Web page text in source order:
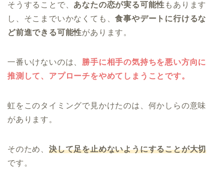
そうすることで、 あなたの恋が実る可能性 もあります
し、そこまでいかなくても、食事やデートに行けるな
ど前進できる可能性があります。
一番いけないのは、 勝手に相手の気持ちを悪い方向に
推測して、アプローチをやめてしまうことです。
虹をこのタイミングで見かけたのは、何かしらの意味
があります。
そのため、 決して足を止めないようにすることが大切
です。